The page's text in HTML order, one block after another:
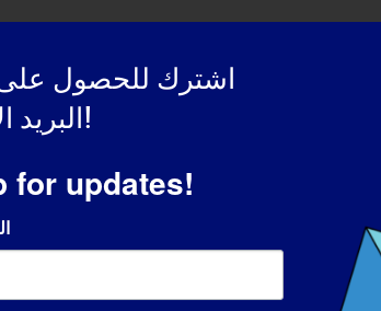
شهرين من بدء إجراء جميع الفحوصات لتحديد
مستقلاً إلى حد ما. فأنا أقود سيارتي باستخدام
أنني أقوى. لم يحدث هذا كله مرة واحدة.
اشترك للحصول
البريد الإلكتروني!
for updates!